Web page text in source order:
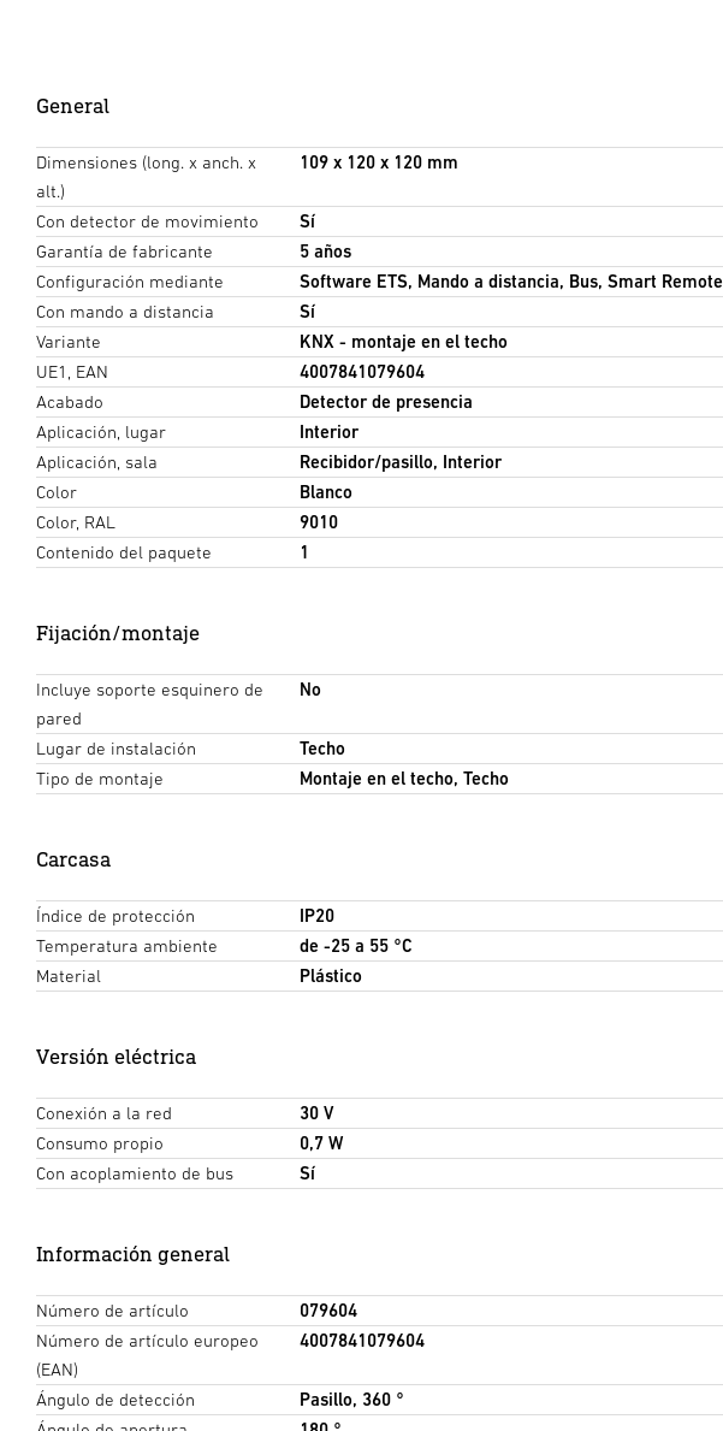
General
Dimensiones (long. x anch. x
alt.)
109 x 120 x 120 mm
Con detector de movimiento
Sí
Garantía de fabricante
5 años
Configuración mediante
Software ETS, Mando a distancia, Bus, Smart Remote
Con mando a distancia
Sí
Variante
KNX - montaje en el techo
UE1, EAN
4007841079604
Acabado
Detector de presencia
Aplicación, lugar
Interior
Aplicación, sala
Recibidor/pasillo, Interior
Color
Blanco
Color, RAL
9010
Contenido del paquete
1
Fijación/montaje
Incluye soporte esquinero de
pared
No
Lugar de instalación
Techo
Tipo de montaje
Montaje en el techo, Techo
Carcasa
Índice de protección
IP20
Temperatura ambiente
de -25 a 55 °C
Material
Plástico
Versión eléctrica
Conexión a la red
30 V
Consumo propio
0,7 W
Con acoplamiento de bus
Sí
Información general
Número de artículo
079604
Número de artículo europeo
(EAN)
4007841079604
Ángulo de detección
Pasillo, 360 °